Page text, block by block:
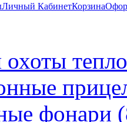
Личный КабинетКорзина
охоты
фонари